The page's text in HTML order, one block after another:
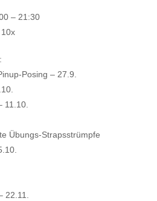
– 21:30
Posing – 27.9.
11.10.
Übungs-Strapsstrümpfe
22.11.